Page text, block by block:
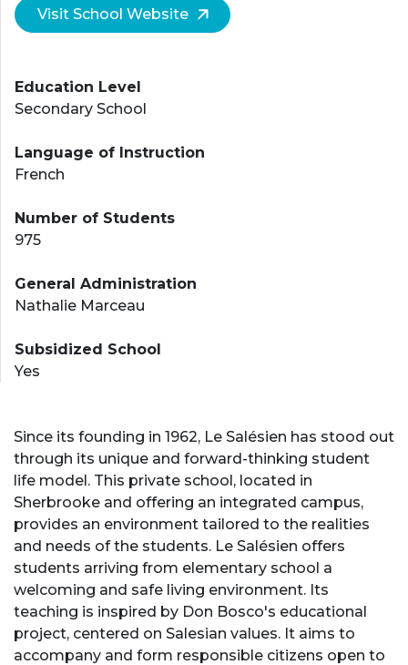
Visit School Website
Education Level
Secondary School
Language of Instruction
French
Number of Students
975
General Administration
Nathalie Marceau
Subsidized School
Yes
Since its founding in 1962, Le Salésien has stood out
through its unique and forward-thinking student
life model. This private school, located in
Sherbrooke and offering an integrated campus,
provides an environment tailored to the realities
and needs of the students. Le Salésien offers
students arriving from elementary school a
welcoming and safe living environment. Its
teaching is inspired by Don Bosco's educational
project, centered on Salesian values. It aims to
accompany and form responsible citizens open to